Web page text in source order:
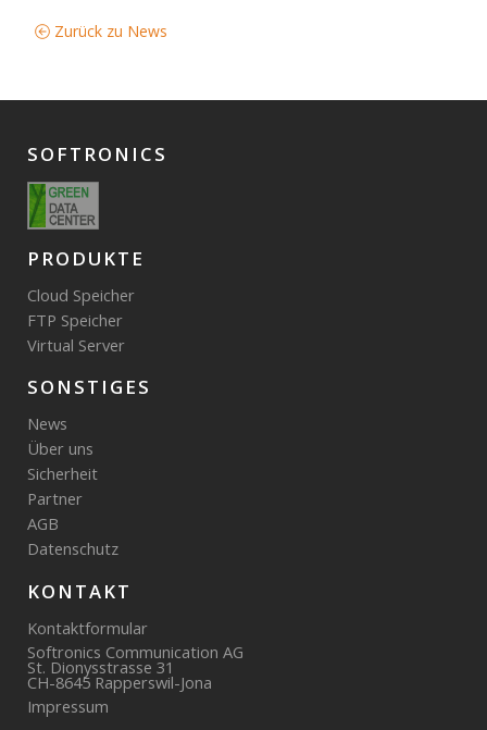
Zurück zu News
SOFTRONICS
PRODUKTE
Cloud Speicher
FTP Speicher
Virtual Server
SONSTIGES
News
Über uns
Sicherheit
Partner
AGB
Datenschutz
KONTAKT
Kontaktformular
Softronics Communication AG
St. Dionysstrasse 31
CH-8645 Rapperswil-Jona
Impressum